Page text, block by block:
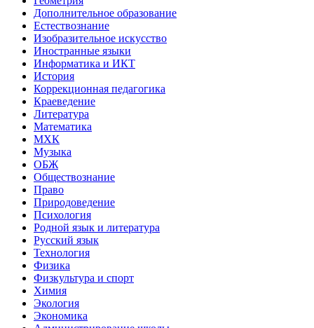
Дополнительное образование
Естествознание
Изобразительное искусство
Иностранные языки
Информатика и ИКТ
История
Коррекционная педагогика
Краеведение
Литература
Математика
МХК
Музыка
ОБЖ
Обществознание
Право
Природоведение
Психология
Родной язык и литература
Русский язык
Технология
Физика
Физкультура и спорт
Химия
Экология
Экономика